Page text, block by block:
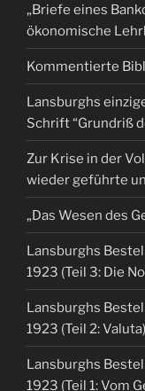
„Briefe eines
ökonomische
Kommentierte
Lansburghs
Schrift “Grundriß
Zur Krise in der
wieder geführte
„Das Wesen des
Lansburghs
1923 (Teil 3: Die
Lansburghs
1923 (Teil 2: Valuta)
Lansburghs
1923 (Teil 1: Vom